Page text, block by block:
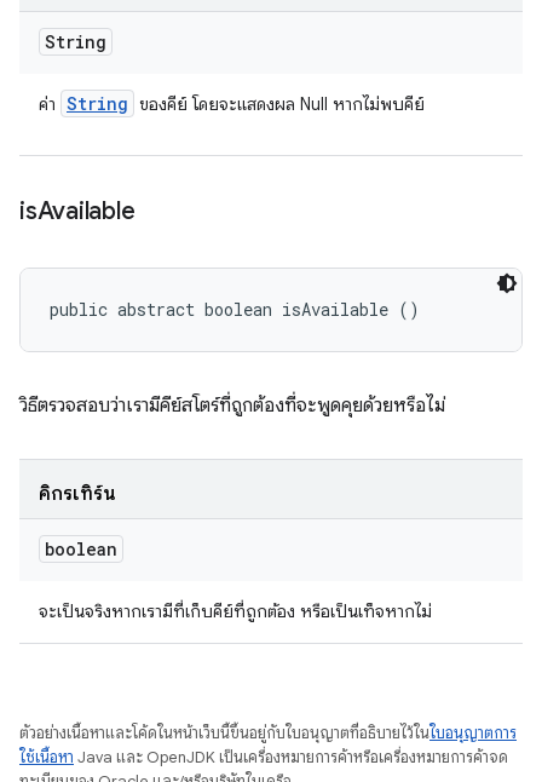
String
ค่า String ของคีย์ โดยจะแสดงผล Null หากไม่พบคีย์
isAvailable
public abstract boolean isAvailable ()
วิธีตรวจสอบว่าเรามีคีย์สโตร์ที่ถูกต้องที่จะพูดคุยด้วยหรือไม่
คิกรีเทิร์น
boolean
จะเป็นจริงหากเรามีที่เก็บคีย์ที่ถูกต้อง หรือเป็นเท็จหากไม่
ตัวอย่างเนื้อหาและโค้ดในหน้าเว็บนี้ขึ้นอยู่กับใบอนุญาตที่อธิบายไว้ในใบอนุญาตการ
ใช้เนื้อหา Java และ OpenJDK เป็นเครื่องหมายการค้าหรือเครื่องหมายการค้าจด